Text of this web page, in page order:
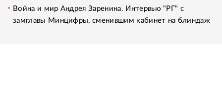
Война и мир Андрея Заренина. Интервью "РГ" с
замглавы Минцифры, сменившим кабинет на блиндаж